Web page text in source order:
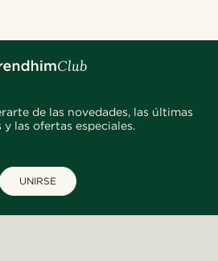
de las novedades, las últimas
y las ofertas especiales.
UNIRSE